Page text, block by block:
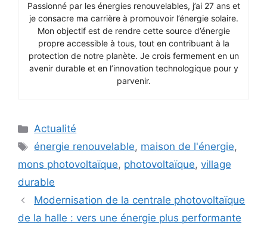
Passionné par les énergies renouvelables, j’ai 27 ans et
je consacre ma carrière à promouvoir l’énergie solaire.
Mon objectif est de rendre cette source d’énergie
propre accessible à tous, tout en contribuant à la
protection de notre planète. Je crois fermement en un
avenir durable et en l’innovation technologique pour y
parvenir.
Catégories
Actualité
Étiquettes
énergie renouvelable, maison de l'énergie,
mons photovoltaïque, photovoltaïque, village
durable
Modernisation de la centrale photovoltaïque
de la halle : vers une énergie plus performante